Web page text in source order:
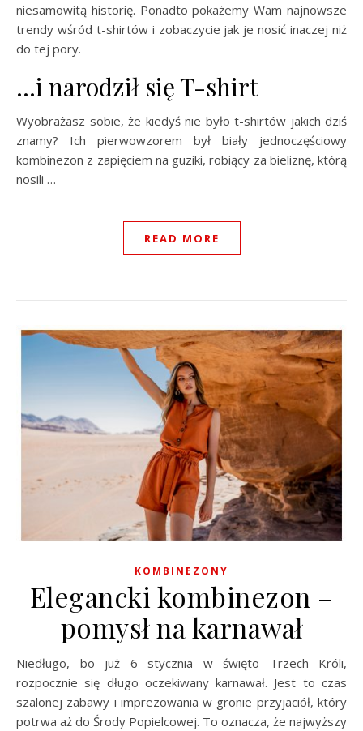
niesamowitą historię. Ponadto pokażemy Wam najnowsze
trendy wśród t-shirtów i zobaczycie jak je nosić inaczej niż
do tej pory.
…i narodził się T-shirt
Wyobrażasz sobie, że kiedyś nie było t-shirtów jakich dziś
znamy? Ich pierwowzorem był biały jednoczęściowy
kombinezon z zapięciem na guziki, robiący za bieliznę, którą
nosili …
READ MORE
KOMBINEZONY
Elegancki kombinezon –
pomysł na karnawał
Niedługo, bo już 6 stycznia w święto Trzech Króli,
rozpocznie się długo oczekiwany karnawał. Jest to czas
szalonej zabawy i imprezowania w gronie przyjaciół, który
potrwa aż do Środy Popielcowej. To oznacza, że najwyższy